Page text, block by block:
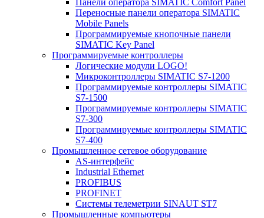
Панели оператора SIMATIC Comfort Panel
Переносные панели оператора SIMATIC
Mobile Panels
Программируемые кнопочные панели
SIMATIC Key Panel
Программируемые контроллеры
Логические модули LOGO!
Микроконтроллеры SIMATIC S7-1200
Программируемые контроллеры SIMATIC
S7-1500
Программируемые контроллеры SIMATIC
S7-300
Программируемые контроллеры SIMATIC
S7-400
Промышленное сетевое оборудование
AS-интерфейс
Industrial Ethernet
PROFIBUS
PROFINET
Системы телеметрии SINAUT ST7
Промышленные компьютеры